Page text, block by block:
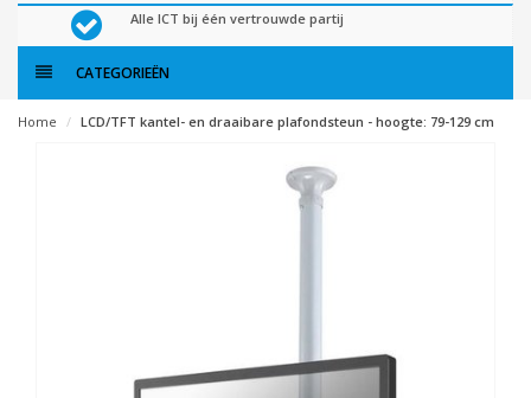
Alle ICT bij één vertrouwde partij
CATEGORIEËN
Home LCD/TFT kantel- en draaibare plafondsteun - hoogte: 79-129 cm